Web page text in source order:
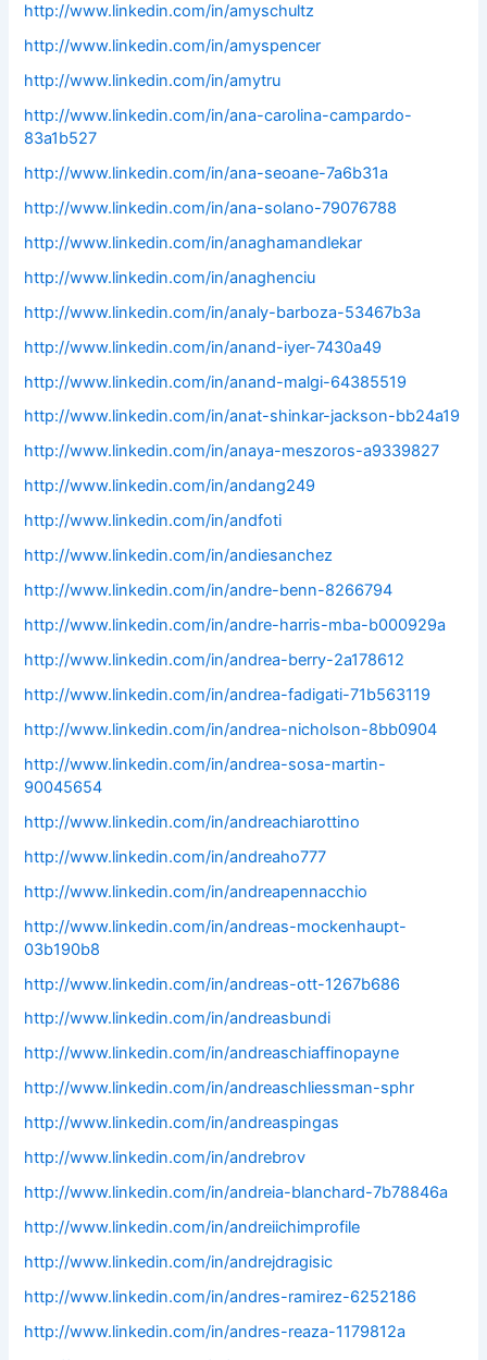
http://www.linkedin.com/in/amyschultz
http://www.linkedin.com/in/amyspencer
http://www.linkedin.com/in/amytru
http://www.linkedin.com/in/ana-carolina-campardo-
83a1b527
http://www.linkedin.com/in/ana-seoane-7a6b31a
http://www.linkedin.com/in/ana-solano-79076788
http://www.linkedin.com/in/anaghamandlekar
http://www.linkedin.com/in/anaghenciu
http://www.linkedin.com/in/analy-barboza-53467b3a
http://www.linkedin.com/in/anand-iyer-7430a49
http://www.linkedin.com/in/anand-malgi-64385519
http://www.linkedin.com/in/anat-shinkar-jackson-bb24a19
http://www.linkedin.com/in/anaya-meszoros-a9339827
http://www.linkedin.com/in/andang249
http://www.linkedin.com/in/andfoti
http://www.linkedin.com/in/andiesanchez
http://www.linkedin.com/in/andre-benn-8266794
http://www.linkedin.com/in/andre-harris-mba-b000929a
http://www.linkedin.com/in/andrea-berry-2a178612
http://www.linkedin.com/in/andrea-fadigati-71b563119
http://www.linkedin.com/in/andrea-nicholson-8bb0904
http://www.linkedin.com/in/andrea-sosa-martin-
90045654
http://www.linkedin.com/in/andreachiarottino
http://www.linkedin.com/in/andreaho777
http://www.linkedin.com/in/andreapennacchio
http://www.linkedin.com/in/andreas-mockenhaupt-
03b190b8
http://www.linkedin.com/in/andreas-ott-1267b686
http://www.linkedin.com/in/andreasbundi
http://www.linkedin.com/in/andreaschiaffinopayne
http://www.linkedin.com/in/andreaschliessman-sphr
http://www.linkedin.com/in/andreaspingas
http://www.linkedin.com/in/andrebrov
http://www.linkedin.com/in/andreia-blanchard-7b78846a
http://www.linkedin.com/in/andreiichimprofile
http://www.linkedin.com/in/andrejdragisic
http://www.linkedin.com/in/andres-ramirez-6252186
http://www.linkedin.com/in/andres-reaza-1179812a